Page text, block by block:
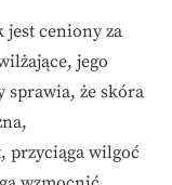
jest ceniony za
jego
sprawia, że skóra
przyciąga wilgoć